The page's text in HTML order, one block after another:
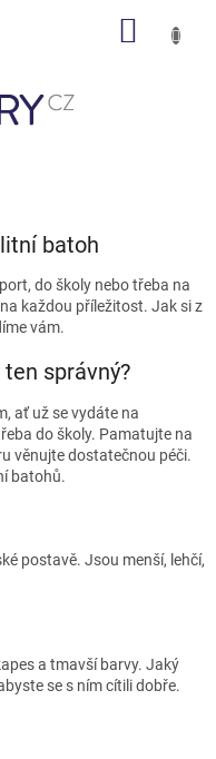
batoh
do školy nebo třeba na
každou příležitost. Jak si z
vám.
správný?
ať už se vydáte na
do školy. Pamatujte na
věnujte dostatečnou péči.
batohů.
postavě. Jsou menší, lehčí,
a tmavší barvy. Jaký
se s ním cítili dobře.